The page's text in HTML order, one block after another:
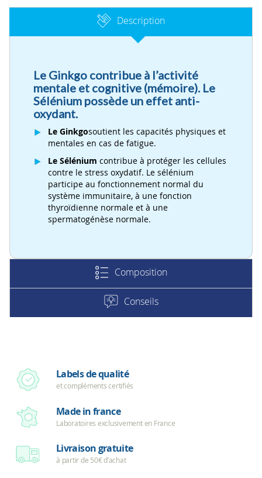
Description
Le Ginkgo contribue à l’activité
mentale et cognitive (mémoire). Le
Sélénium possède un effet anti-
oxydant.
Le Ginkgosoutient les capacités physiques et
mentales en cas de fatigue.
Le Sélénium contribue à protéger les cellules
contre le stress oxydatif. Le sélénium
participe au fonctionnement normal du
système immunitaire, à une fonction
thyroïdienne normale et à une
spermatogénèse normale.
Composition
Conseils
Labels de qualité
et compléments certifiés
Made in france
Laboratoires exclusivement en France
Livraison gratuite
à partir de 50€ d’achat